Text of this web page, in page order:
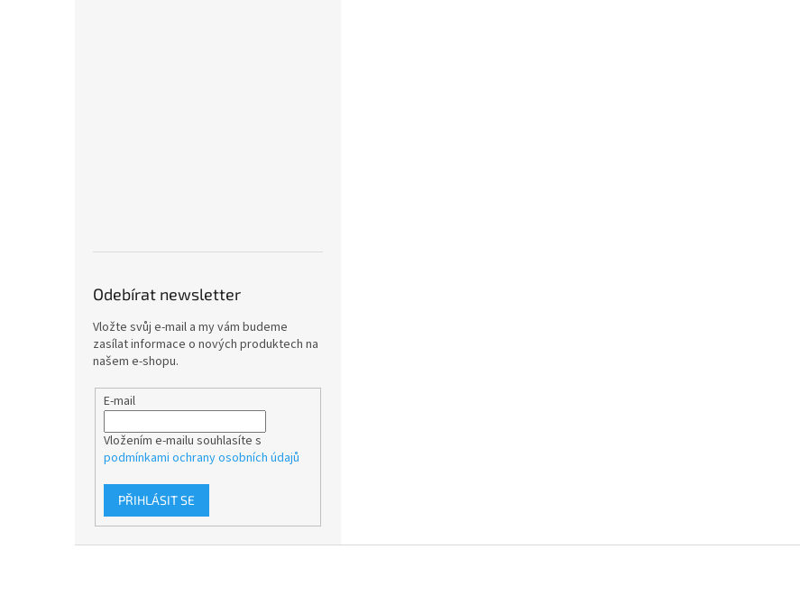
Odebírat newsletter
Vložte svůj e-mail a my vám budeme
zasílat informace o nových produktech na
našem e-shopu.
E-mail
Vložením e-mailu souhlasíte s
podmínkami ochrany osobních údajů
PŘIHLÁSIT SE